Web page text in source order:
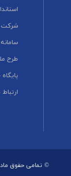
شرکت
طرح
© تمامی حقوق